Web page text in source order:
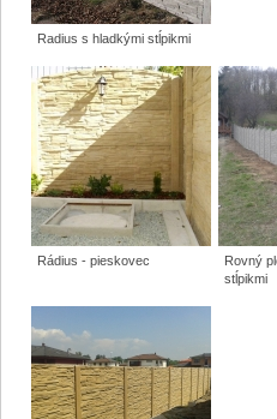
Radius s hladkými stĺpikmi
Rádius - pieskovec
Rovný
stĺpikmi